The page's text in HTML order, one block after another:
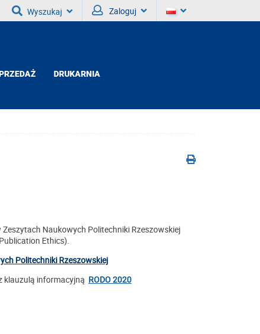
Wyszukaj Zaloguj
DRUKARNIA
Naukowych Politechniki Rzeszowskiej
Ethics).
Politechniki Rzeszowskiej
klauzulą informacyjną RODO 2020